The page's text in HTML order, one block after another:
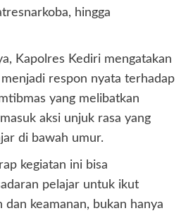
hingga
Kapolres Kediri mengatakan
respon nyata terhadap
yang melibatkan
aksi unjuk rasa yang
di bawah umur.
kegiatan ini bisa
pelajar untuk ikut
keamanan, bukan hanya